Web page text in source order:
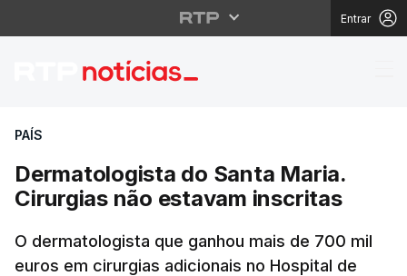
Entrar
Dermatologista do
PAÍS
Dermatologista do Santa Maria.
Cirurgias não estavam inscritas
O dermatologista que ganhou mais de 700 mil
euros em cirurgias adicionais no Hospital de